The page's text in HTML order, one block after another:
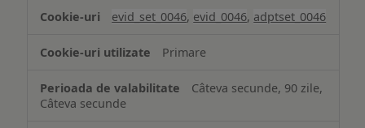
evid_set_0046, evid_0046, adptset_0046
Primare
Câteva secunde, 90 zile,
Câteva secunde